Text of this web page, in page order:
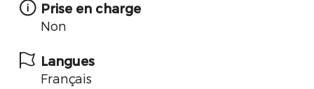
Prise en charge
Non
Langues
Français